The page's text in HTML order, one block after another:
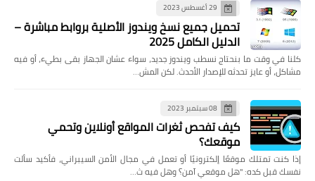
29 أغسطس 2023
تحميل جميع نسخ ويندوز الأصلية بروابط مباشرة –
الدليل الكامل 2025
كلنا في وقت ما بنحتاج نسطب ويندوز جديد، سواء عشان الجهاز بقى بطيء، أو فيه
مشاكل، أو عايز تحدثه للإصدار الأحدث. لكن المش…
08 سبتمبر 2023
كيف تفحص ثغرات المواقع أونلاين وتحمي
موقعك؟
إذا كنت تمتلك موقعًا إلكترونيًا أو تعمل في مجال الأمن السيبراني، فأكيد سألت
نفسك قبل كده: "هل موقعي آمن؟ وهل فيه ث…